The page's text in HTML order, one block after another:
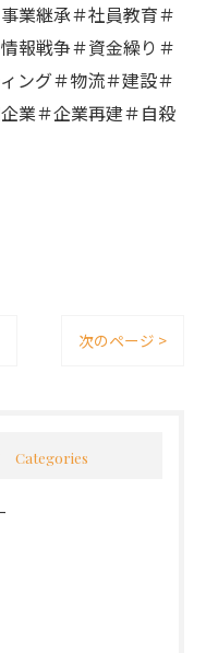
業継承＃社員教育＃
報戦争＃資金繰り＃
ング＃物流＃建設＃
業＃企業再建＃自殺
次のページ >
Categories